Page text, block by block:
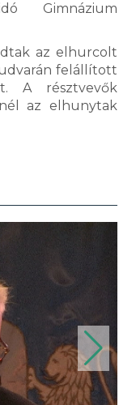
Gimnázium
az elhurcolt
felállított
A résztvevők
az elhunytak